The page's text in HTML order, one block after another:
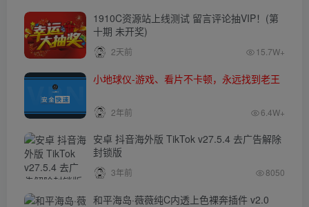
1910C资源站上线测试 留言评论抽VIP！(第
十期 未开奖)
2天前 15.7W+
小地球仪-游戏、看片不卡顿，永远找到老王
2年前 6.4W+
安卓 抖音海外版 TikTok v27.5.4 去广告解除
封锁版
3年前 8050
和平海岛·薇薇纯C内透上色裸奔插件 v2.0